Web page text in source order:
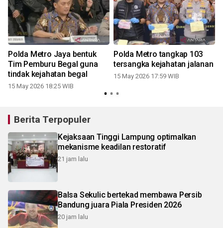
Polda Metro Jaya bentuk
Tim Pemburu Begal guna
tindak kejahatan begal
15 May 2026 18:25 WIB
Polda Metro tangkap 103
tersangka kejahatan jalanan
15 May 2026 17:59 WIB
Berita Terpopuler
Kejaksaan Tinggi Lampung optimalkan
mekanisme keadilan restoratif
21 jam lalu
Balsa Sekulic bertekad membawa Persib
Bandung juara Piala Presiden 2026
20 jam lalu